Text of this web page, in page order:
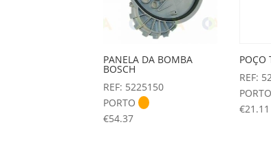
PANELA DA BOMBA
BOSCH
REF: 5225150
PORTO
€54.37
POÇO
REF:
€21.11